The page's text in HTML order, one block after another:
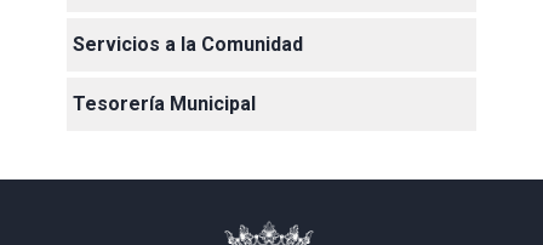
Servicios a la Comunidad
Tesorería Municipal